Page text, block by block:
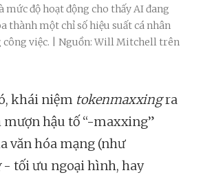
mức độ hoạt động cho thấy AI đang
thành một chỉ số hiệu suất cá nhân
việc. | Nguồn: Will Mitchell trên
khái niệm tokenmaxxingra
mượn hậu tố “-maxxing”
văn hóa mạng (như
- tối ưu ngoại hình, hay